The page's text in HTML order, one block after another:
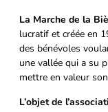
La Marche de la
lucratif et créée en
des bénévoles
une vallée qui a su
mettre en valeur
L’objet de